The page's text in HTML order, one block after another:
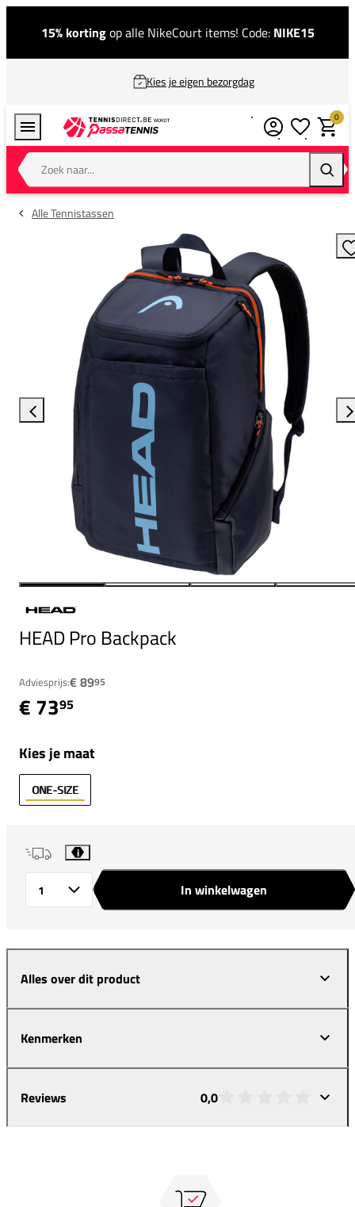
15% kortingop alle NikeCourt items! Code: NIKE15
Kies je eigen bezorgdag
Zoek naar...
0
Alle Tennistassen
HEAD Pro Backpack
Adviesprijs:€ 8995
€ 7395
Kies je maat
ONE-SIZE
i
In winkelwagen
Alles over dit product
Kenmerken
Reviews 0,0